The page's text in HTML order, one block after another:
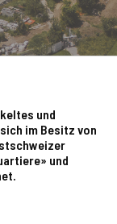
und
im Besitz von
und